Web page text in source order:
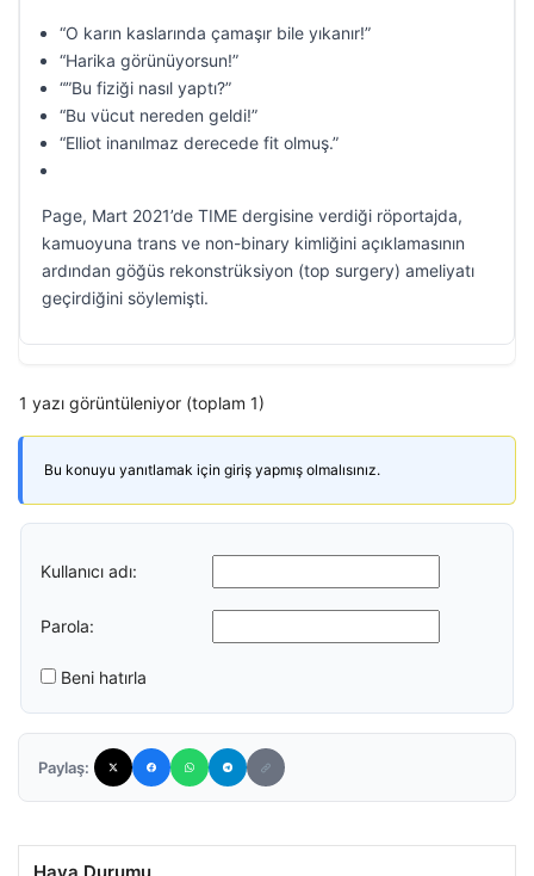
“O karın kaslarında çamaşır bile yıkanır!”
“Harika görünüyorsun!”
“”Bu fiziği nasıl yaptı?”
“Bu vücut nereden geldi!”
“Elliot inanılmaz derecede fit olmuş.”
Page, Mart 2021’de TIME dergisine verdiği röportajda,
kamuoyuna trans ve non-binary kimliğini açıklamasının
ardından göğüs rekonstrüksiyon (top surgery) ameliyatı
geçirdiğini söylemişti.
1 yazı görüntüleniyor (toplam 1)
Bu konuyu yanıtlamak için giriş yapmış olmalısınız.
Kullanıcı adı:
Parola:
Beni hatırla
Paylaş: